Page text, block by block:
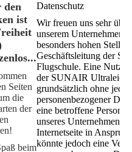
den
ist
Seiten
die
der
beim
Datenschutz
Wir freuen uns sehr
unserem Unternehmen.
besonders hohen
Geschäftsleitung der
Flugschule. Eine
der SUNAIR
grundsätzlich ohne jede
personenbezogener
eine betroffene Person
unseres Unternehmens
Internetseite in
könnte jedoch eine